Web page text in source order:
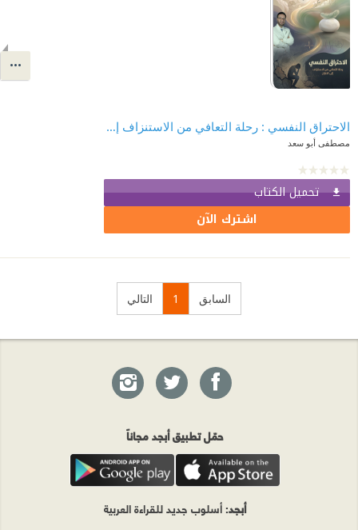
الاحتراق النفسي : رحلة التعافي من الاستنزاف إلى الإتزان
مصطفى أبو سعد
تحميل الكتاب
اشترك الآن
السابق 1 التالي
حمّل تطبيق أبجد مجاناً
أبجد: أسلوب جديد للقراءة العربية